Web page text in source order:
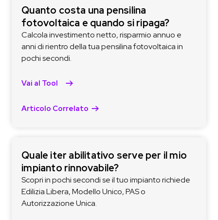
Quanto costa una pensilina
fotovoltaica e quando si ripaga?
Calcola investimento netto, risparmio annuo e
anni di rientro della tua pensilina fotovoltaica in
pochi secondi.
Vai al Tool
Articolo Correlato
Quale iter abilitativo serve per il mio
impianto rinnovabile?
Scopri in pochi secondi se il tuo impianto richiede
Edilizia Libera, Modello Unico, PAS o
Autorizzazione Unica.